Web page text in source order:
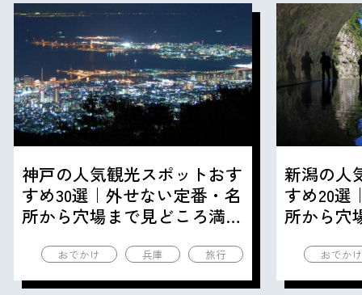
神戸の人気観光スポットおす
すめ30選｜外せない定番・名
所から穴場まで見どころ満載
おでかけ 兵庫 旅行
新潟の人
すめ20選
所から穴
おでか